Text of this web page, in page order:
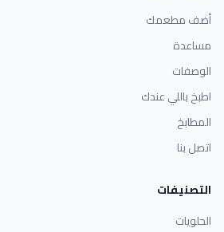
أضف مطعمك
مساعدة
الوصفات
اطبخ باللي عندك
المطابخ
اتصل بنا
التصنيفات
الحلويات